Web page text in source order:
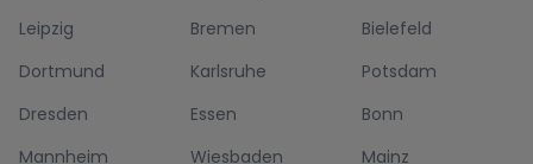
Leipzig
Bremen
Bielefeld
Dortmund
Karlsruhe
Potsdam
Dresden
Essen
Bonn
Mannheim
Wiesbaden Mainz